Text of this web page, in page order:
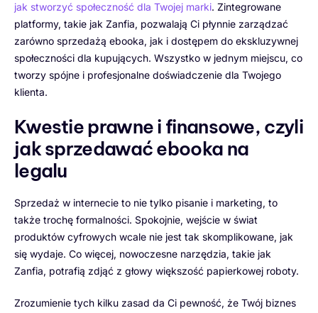
jak stworzyć społeczność dla Twojej marki. Zintegrowane
platformy, takie jak Zanfia, pozwalają Ci płynnie zarządzać
zarówno sprzedażą ebooka, jak i dostępem do ekskluzywnej
społeczności dla kupujących. Wszystko w jednym miejscu, co
tworzy spójne i profesjonalne doświadczenie dla Twojego
klienta.
Kwestie prawne i finansowe, czyli
jak sprzedawać ebooka na
legalu
Sprzedaż w internecie to nie tylko pisanie i marketing, to
także trochę formalności. Spokojnie, wejście w świat
produktów cyfrowych wcale nie jest tak skomplikowane, jak
się wydaje. Co więcej, nowoczesne narzędzia, takie jak
Zanfia, potrafią zdjąć z głowy większość papierkowej roboty.
Zrozumienie tych kilku zasad da Ci pewność, że Twój biznes